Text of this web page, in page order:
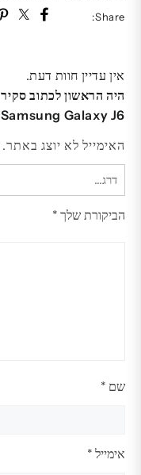
Share:
אין עדיין חוות דעת.
Samsung Galaxy J6”
האימייל לא יוצג באתר.
הביקורת שלך *
שם *
אימייל *